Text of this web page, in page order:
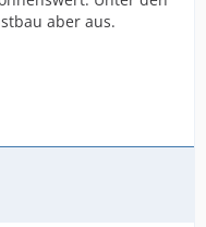
aber aus.